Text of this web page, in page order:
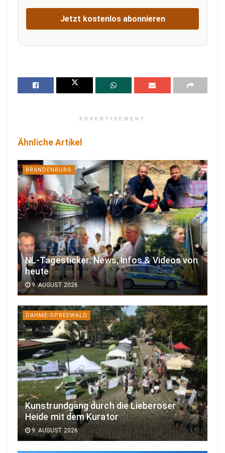
Jetzt kostenlos abonnieren
ADVERTISEMENT
Ähnliche Artikel
BRANDENBURG
NL-Tagesticker: News, Infos & Videos von
heute
9. AUGUST 2026
DAHME-SPREEWALD
Kunstrundgang durch die Lieberoser
Heide mit dem Kurator
9. AUGUST 2026